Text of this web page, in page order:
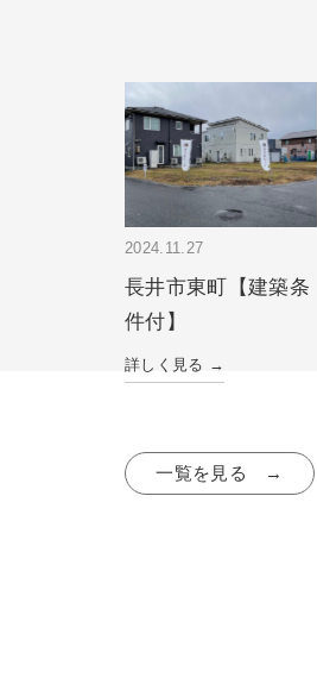
2024.11.27
長井市東町【建築条
件付】
詳しく見る →
一覧を見る →